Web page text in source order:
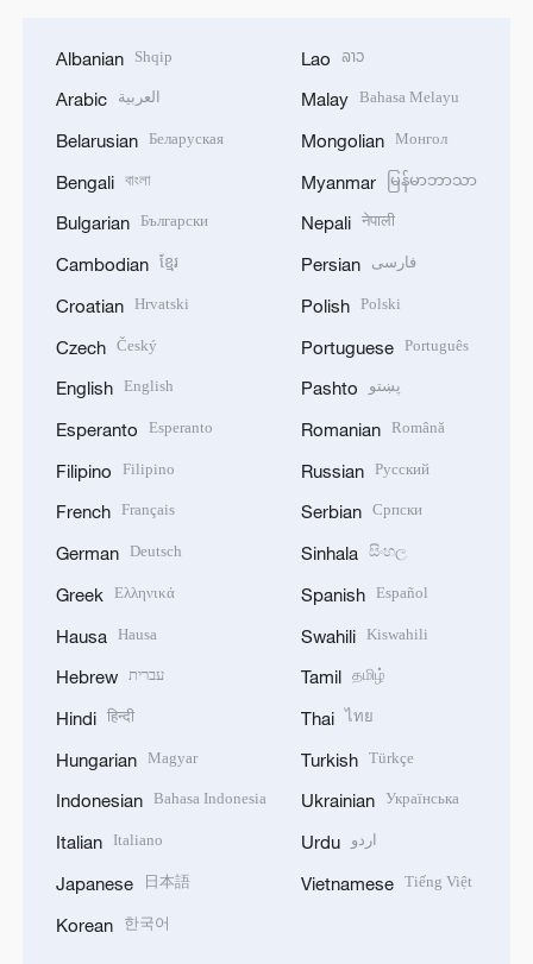
Albanian Shqip
Arabic العربية
Belarusian Беларуская
Bengali বাংলা
Bulgarian Български
Cambodian ខ្មែរ
Croatian Hrvatski
Czech Český
English English
Esperanto Esperanto
Filipino Filipino
French Français
German Deutsch
Greek Ελληνικά
Hausa Hausa
Hebrew עברית
Hindi हिन्दी
Hungarian Magyar
Indonesian Bahasa Indonesia
Italian Italiano
Japanese 日本語
Korean 한국어
Lao ລາວ
Malay Bahasa Melayu
Mongolian Монгол
Myanmar မြန်မာဘာသာ
Nepali नेपाली
Persian فارسی
Polish Polski
Portuguese Português
Pashto پښتو
Romanian Română
Russian Русский
Serbian Српски
Sinhala සිංහල
Spanish Español
Swahili Kiswahili
Tamil தமிழ்
Thai ไทย
Turkish Türkçe
Ukrainian Українська
Urdu اردو
Vietnamese Tiếng Việt